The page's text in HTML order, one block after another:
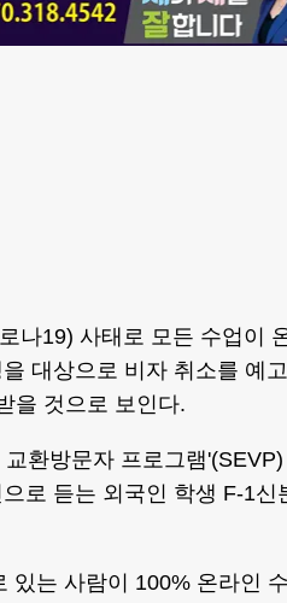
나19) 사태로 모든 수업이
대상으로 비자 취소를 예
을 것으로 보인다.
환방문자 프로그램'(SEVP)
로 듣는 외국인 학생 F-1신
있는 사람이 100% 온라인